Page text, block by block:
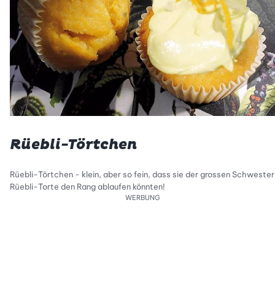
Rüebli-Törtchen
Rüebli-Törtchen - klein, aber so fein, dass sie der grossen Schwester
Rüebli-Torte den Rang ablaufen könnten!
WERBUNG